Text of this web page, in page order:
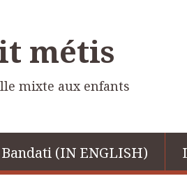
métis
mixte aux enfants
Bandati (IN ENGLISH)